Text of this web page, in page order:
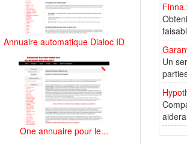
Annuaire automatique Dialoc ID
One annuaire pour le...
Un